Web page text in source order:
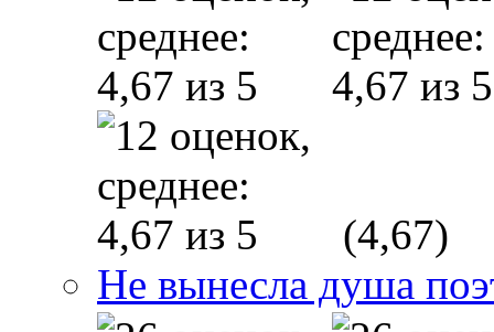
(4,67)
Не вынесла душа